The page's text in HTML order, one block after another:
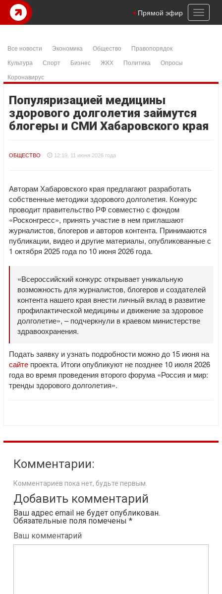
Toggle
Прямой эфир
Все новости Экономика Общество
Правопорядок
Культура
Спорт Бизнес ЖКХ Политика
Опросы
Коронавирус
Популяризацией медицины
здорового долголетия займутся
блогеры и СМИ Хабаровского края
ОБЩЕСТВО 12:19, 11 июня 2026 года
Авторам Хабаровского края предлагают разработать
собственные методики здорового долголетия. Конкурс
проводит правительство РФ совместно с фондом
«Росконгресс», принять участие в нем приглашают
журналистов, блогеров и авторов контента. Принимаются
публикации, видео и другие материалы, опубликованные с
1 октября 2025 года по 10 июня 2026 года.
«Всероссийский конкурс открывает уникальную
возможность для журналистов, блогеров и создателей
контента нашего края внести личный вклад в развитие
профилактической медицины и движение за здоровое
долголетие», – подчеркнули в краевом министерстве
здравоохранения.
Подать заявку и узнать подробности можно до 15 июня на
сайте проекта. Итоги опубликуют не позднее 10 июля 2026
года во время проведения второго форума «Россия и мир:
тренды здорового долголетия».
Комментарии:
Комментариев пока нет, будьте первым.
Добавить комментарий
Ваш адрес email не будет опубликован.
Обязательные поля помечены *
Ваш комментарий